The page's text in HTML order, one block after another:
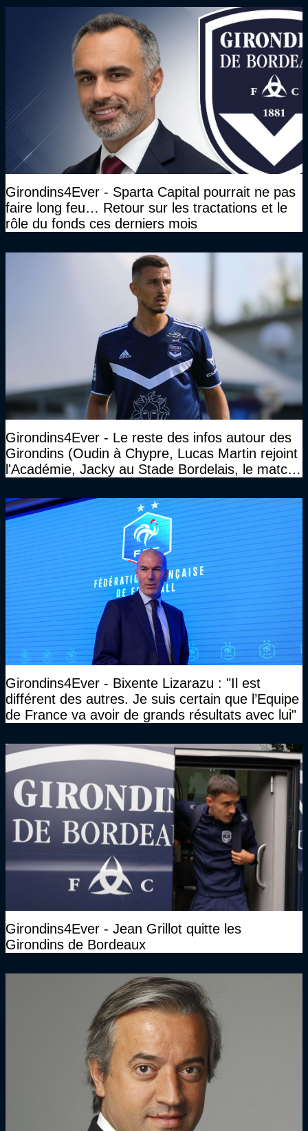
Girondins4Ever - Sparta Capital pourrait ne pas
faire long feu… Retour sur les tractations et le
rôle du fonds ces derniers mois
Girondins4Ever - Le reste des infos autour des
Girondins (Oudin à Chypre, Lucas Martin rejoint
l'Académie, Jacky au Stade Bordelais, le match
Girondins4Ever - Bixente Lizarazu : "Il est
différent des autres. Je suis certain que l’Equipe
de France va avoir de grands résultats avec lui"
Girondins4Ever - Jean Grillot quitte les
Girondins de Bordeaux